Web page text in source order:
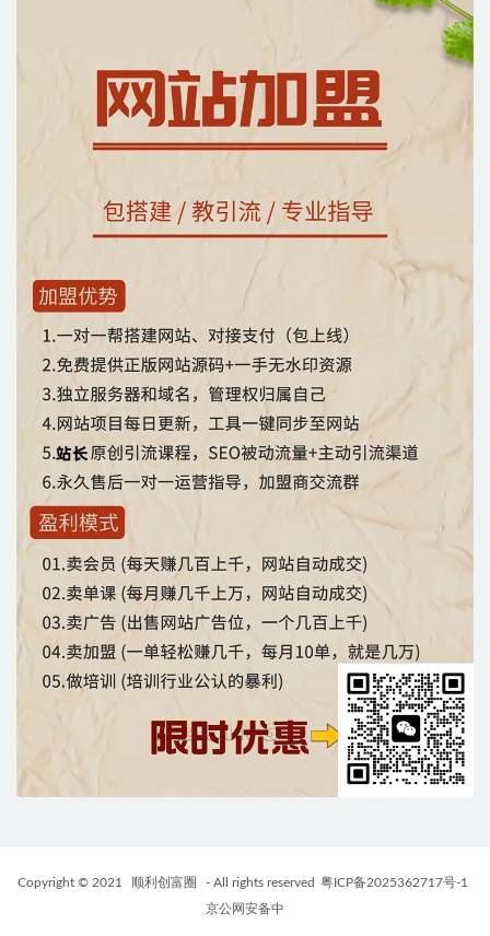
Copyright © 2021 顺利创富圈 - All rights reserved 粤ICP备2025362717号-1
京公网安备中